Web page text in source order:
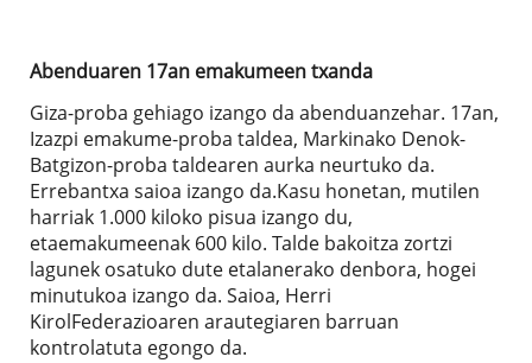
Abenduaren 17an emakumeen txanda
Giza-proba gehiago izango da abenduanzehar. 17an,
Izazpi emakume-proba taldea, Markinako Denok-
Batgizon-proba taldearen aurka neurtuko da.
Errebantxa saioa izango da.Kasu honetan, mutilen
harriak 1.000 kiloko pisua izango du,
etaemakumeenak 600 kilo. Talde bakoitza zortzi
lagunek osatuko dute etalanerako denbora, hogei
minutukoa izango da. Saioa, Herri
KirolFederazioaren arautegiaren barruan
kontrolatuta egongo da.